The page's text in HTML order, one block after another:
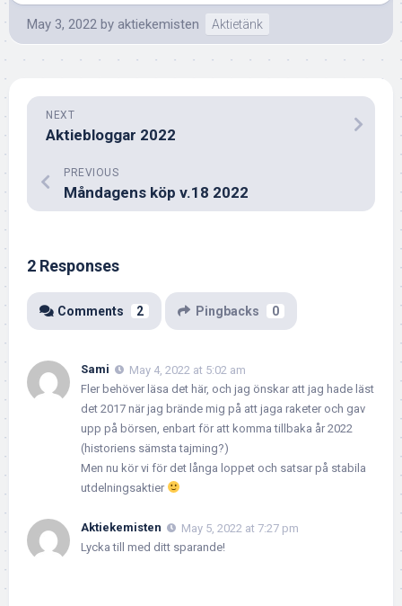
May 3, 2022 by aktiekemisten Aktietänk
NEXT
Aktiebloggar 2022
PREVIOUS
Måndagens köp v.18 2022
2 Responses
Comments 2 Pingbacks 0
Sami
May 4, 2022 at 5:02 am
Fler behöver läsa det här, och jag önskar att jag hade läst
det 2017 när jag brände mig på att jaga raketer och gav
upp på börsen, enbart för att komma tillbaka år 2022
(historiens sämsta tajming?)
Men nu kör vi för det långa loppet och satsar på stabila
utdelningsaktier
Aktiekemisten
May 5, 2022 at 7:27 pm
Lycka till med ditt sparande!